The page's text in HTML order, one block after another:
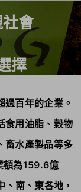
會
擇
D&B
客戶見
百年的企業。
食用油脂、穀物
畜水產製品等多
額為159.6億
南、東各地，